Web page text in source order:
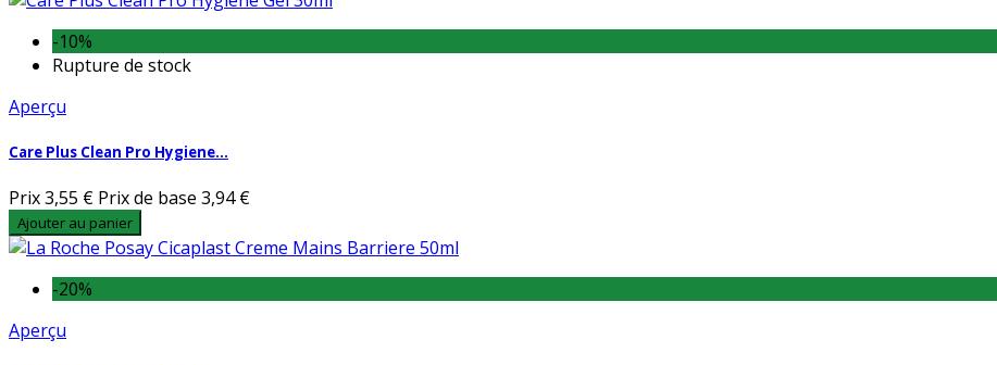
-10%
Rupture de stock
Aperçu
Care Plus Clean Pro Hygiene...
Prix3,55 € Prix de base 3,94 €
Ajouter au panier
-20%
Aperçu